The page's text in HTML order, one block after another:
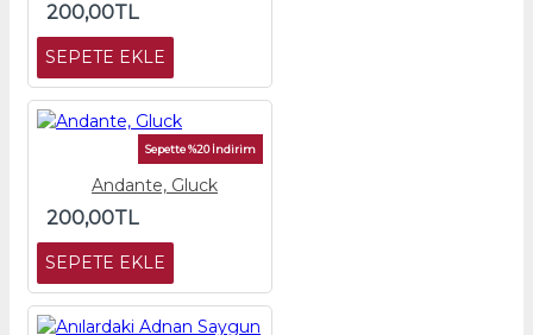
200,00TL
SEPETE EKLE
Sepette %20 İndirim
Andante, Gluck
200,00TL
SEPETE EKLE